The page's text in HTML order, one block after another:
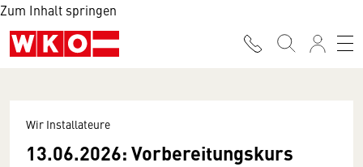
Zum Inhalt springen
Wir Installateure
13.06.2026: Vorbereitungskurs